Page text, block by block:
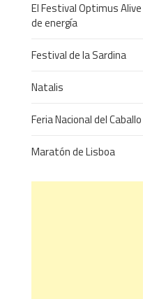
El Festival Optimus
de energía
Festival de la Sardina
Natalis
Feria Nacional del Caballo
Maratón de Lisboa